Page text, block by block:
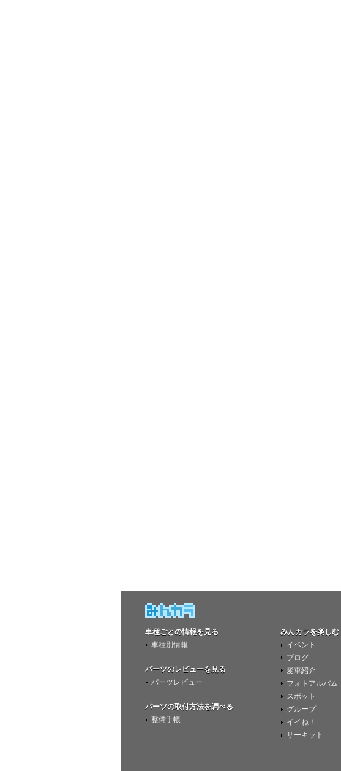
車種ごとの情報を見る
車種別情報
パーツのレビューを見る
パーツレビュー
パーツの取付方法を調べる
整備手帳
みんカラを楽しむ
イベント
ブログ
愛車紹介
フォトアルバム
スポット
グループ
イイね！
サーキット